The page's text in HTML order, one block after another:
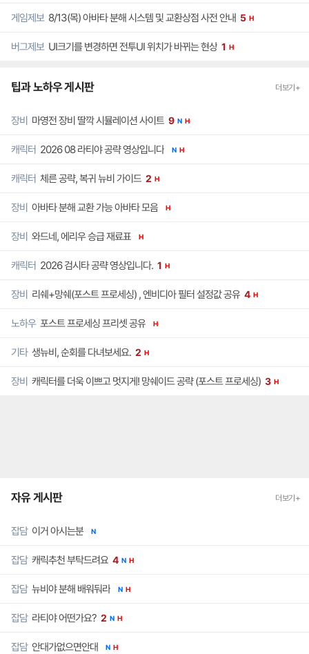
게임제보 8/13(목) 아바타 분해 시스템 및 교환상점 사전 안내 5 H
버그제보 UI크기를 변경하면 전투UI 위치가 바뀌는 현상 1 H
팁과 노하우 게시판 더보기+
장비 마영전 장비 딸깍 시뮬레이션 사이트 9 N H
캐릭터 2026 08 라티야 공략 영상입니다 N H
캐릭터 체른 공략, 복귀 뉴비 가이드 2 H
장비 아바타 분해 교환 가능 아바타 모음 H
장비 와드네, 에리우 승급 재료표 H
캐릭터 2026 검시타 공략 영상입니다. 1 H
장비 리쉐+망쉐(포스트 프로세싱) , 엔비디아 필터 설정값 공유 4 H
노하우 포스트 프로세싱 프리셋 공유 H
기타 생뉴비, 순회를 다녀보세요. 2 H
장비 캐릭터를 더욱 이쁘고 멋지게! 망쉐이드 공략 (포스트 프로세싱) 3 H
자유 게시판 더보기+
잡담 이거 아시는분 N
잡담 캐릭추천 부탁드려요 4 N H
잡담 뉴비야 분해 배워둬라 N H
잡담 라티야 어떤가요? 2 N H
잡담 안대가없으면안대 N H